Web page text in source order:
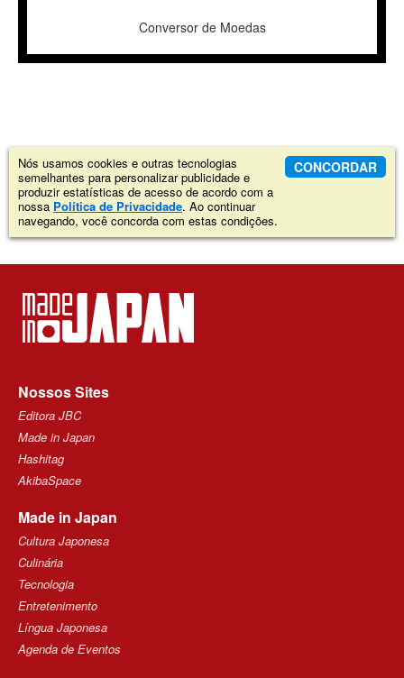
Conversor de Moedas
Nós usamos cookies e outras tecnologias
semelhantes para personalizar publicidade e
produzir estatísticas de acesso de acordo com a
nossa Política de Privacidade. Ao continuar
navegando, você concorda com estas condições.
CONCORDAR
Nossos Sites
Editora JBC
Made in Japan
Hashitag
AkibaSpace
Made in Japan
Cultura Japonesa
Culinária
Tecnologia
Entretenimento
Língua Japonesa
Agenda de Eventos